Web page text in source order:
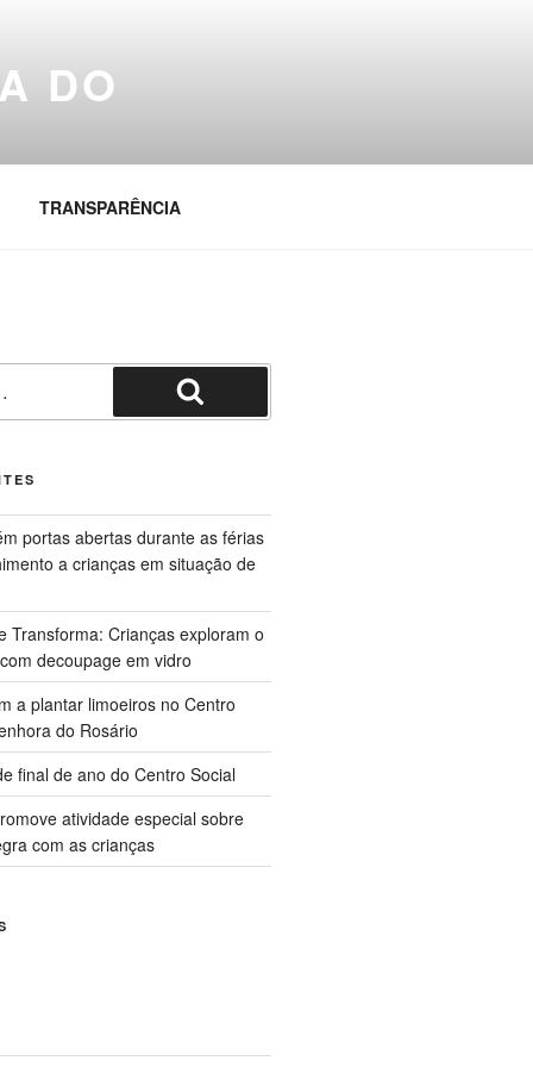
DO
TRANSPARÊNCIA
Pesquisar
portas abertas durante as férias
a crianças em situação de
Transforma: Crianças exploram o
decoupage em vidro
a plantar limoeiros no Centro
do Rosário
final de ano do Centro Social
atividade especial sobre
com as crianças